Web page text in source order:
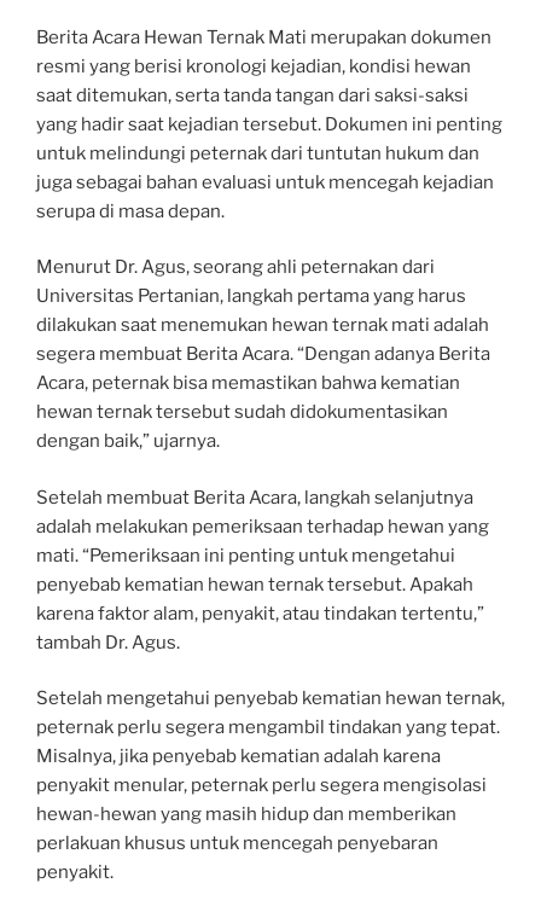
Berita Acara Hewan Ternak Mati merupakan dokumen
resmi yang berisi kronologi kejadian, kondisi hewan
saat ditemukan, serta tanda tangan dari saksi-saksi
yang hadir saat kejadian tersebut. Dokumen ini penting
untuk melindungi peternak dari tuntutan hukum dan
juga sebagai bahan evaluasi untuk mencegah kejadian
serupa di masa depan.
Menurut Dr. Agus, seorang ahli peternakan dari
Universitas Pertanian, langkah pertama yang harus
dilakukan saat menemukan hewan ternak mati adalah
segera membuat Berita Acara. “Dengan adanya Berita
Acara, peternak bisa memastikan bahwa kematian
hewan ternak tersebut sudah didokumentasikan
dengan baik,” ujarnya.
Setelah membuat Berita Acara, langkah selanjutnya
adalah melakukan pemeriksaan terhadap hewan yang
mati. “Pemeriksaan ini penting untuk mengetahui
penyebab kematian hewan ternak tersebut. Apakah
karena faktor alam, penyakit, atau tindakan tertentu,”
tambah Dr. Agus.
Setelah mengetahui penyebab kematian hewan ternak,
peternak perlu segera mengambil tindakan yang tepat.
Misalnya, jika penyebab kematian adalah karena
penyakit menular, peternak perlu segera mengisolasi
hewan-hewan yang masih hidup dan memberikan
perlakuan khusus untuk mencegah penyebaran
penyakit.